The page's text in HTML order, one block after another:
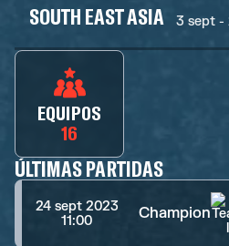
SOUTH EAST ASIA 3 sept -
EQUIPOS
16
ÚLTIMAS PARTIDAS
24 sept 2023
11:00
Champion